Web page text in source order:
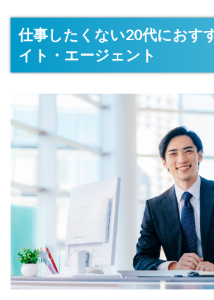
仕事したくない20代におす
イト・エージェント